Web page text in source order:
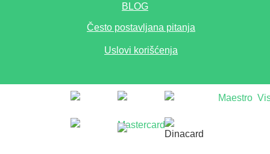
BLOG
Često postavljana pitanja
Uslovi korišćenja